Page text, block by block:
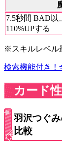
7.5秒間 BAD以
110%UPする
※スキルレベル
検索機能付き！
カード
羽沢つぐ
比較